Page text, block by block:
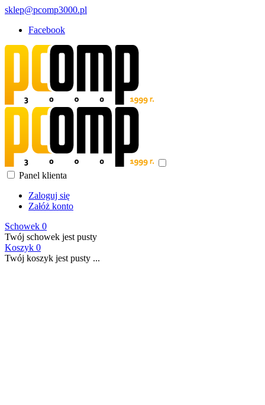
sklep@pcomp3000.pl
Facebook
Panel klienta
Zaloguj się
Załóż konto
Schowek 0
Twój schowek jest pusty
Koszyk 0
Twój koszyk jest pusty ...